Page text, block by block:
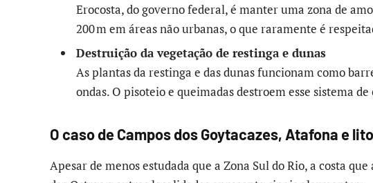
Erocosta, do governo federal, é manter uma zona de
200 m em áreas não urbanas, o que raramente é
Destruição da vegetação de restinga e dunas
As plantas da restinga e das dunas funcionam como
ondas. O pisoteio e queimadas destroem esse sistema
O caso de Campos dos Goytacazes, Atafona e
Apesar de menos estudada que a Zona Sul do Rio, a costa